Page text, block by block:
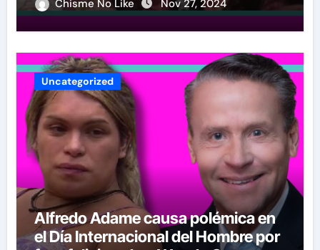
Chisme No Like Nov 27, 2024
Uncategorized
Alfredo Adame causa polémica en
el Día Internacional del Hombre por